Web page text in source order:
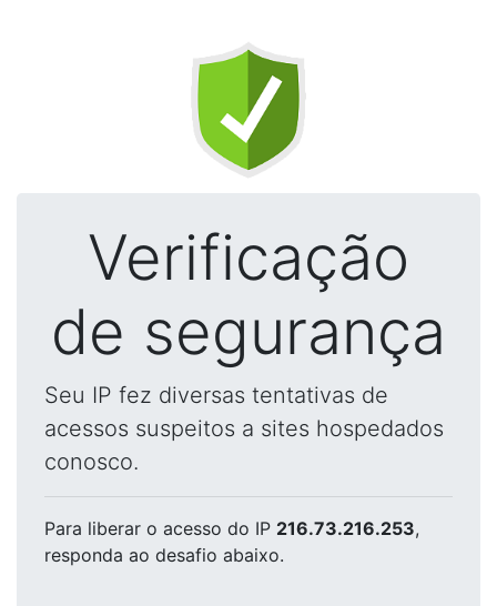
Verificação
de segurança
Seu IP fez diversas tentativas de
acessos suspeitos a sites hospedados
conosco.
Para liberar o acesso do IP 216.73.216.253,
responda ao desafio abaixo.